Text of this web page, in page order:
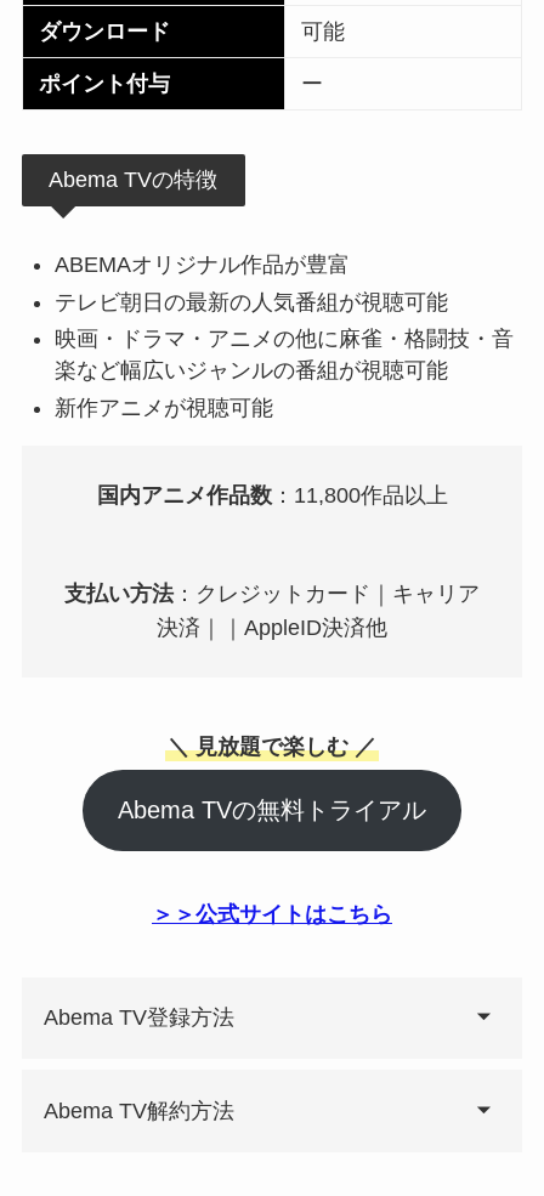
ダウンロード 可能
ポイント付与 ー
Abema TVの特徴
ABEMAオリジナル作品が豊富
テレビ朝日の最新の人気番組が視聴可能
映画・ドラマ・アニメの他に麻雀・格闘技・音
楽など幅広いジャンルの番組が視聴可能
新作アニメが視聴可能
国内アニメ作品数：11,800作品以上
支払い方法：クレジットカード｜キャリア
決済｜｜AppleID決済他
＼ 見放題で楽しむ ／
Abema TVの無料トライアル
＞＞公式サイトはこちら
Abema TV登録方法
Abema TV解約方法